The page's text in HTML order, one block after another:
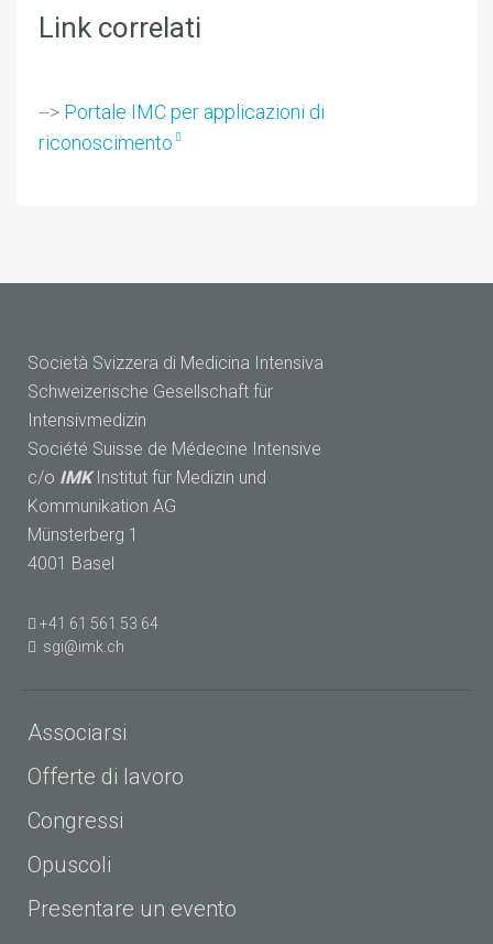
Link correlati
--> Portale IMC per applicazioni di
riconoscimento
Società Svizzera di Medicina Intensiva
Schweizerische Gesellschaft für
Intensivmedizin
Société Suisse de Médecine Intensive
c/o IMK Institut für Medizin und
Kommunikation AG
Münsterberg 1
4001 Basel
+41 61 561 53 64
sgi@imk.ch
Associarsi
Offerte di lavoro
Congressi
Opuscoli
Presentare un evento